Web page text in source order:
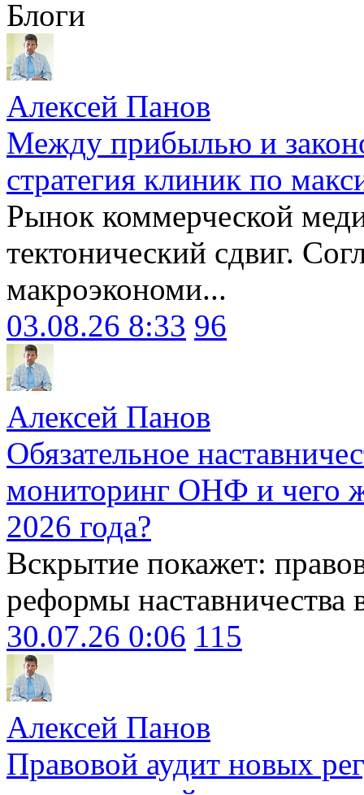
Блоги
Алексей Панов
Между прибылью и
стратегия клиник по
Рынок коммерческой
тектонический сдвиг.
макроэкономи...
03.08.26 8:33 96
Алексей Панов
Обязательное
мониторинг ОНФ и чего
2026 года?
Вскрытие покажет:
реформы наставничества
30.07.26 0:06 115
Алексей Панов
Правовой аудит новых